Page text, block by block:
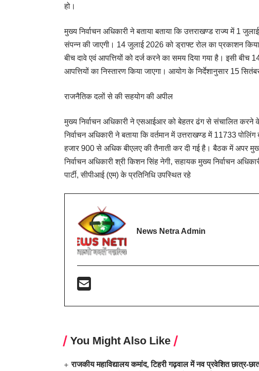
हो।
मुख्य निर्वाचन अधिकारी ने बताया बताया कि उत्तराखण्ड राज्य में 1
संपन्न की जाएगी। 14 जुलाई 2026 को ड्राफ्ट रोल का प्रकाशन
बीच दावे एवं आपत्तियों को दर्ज करने का समय दिया गया है। इसी
आपत्तियों का निस्तारण किया जाएगा। आयोग के निर्देशानुसार 15
राजनैतिक दलों से की सहयोग की अपील
मुख्य निर्वाचन अधिकारी ने एसआईआर को बेहतर ढंग से संचालित
निर्वाचन अधिकारी ने बताया कि वर्तमान में उत्तराखण्ड में 11733
हजार 900 से अधिक बीएलए की तैनाती कर दी गई है। बैठक में अपर
निर्वाचन अधिकारी श्री किशन सिंह नेगी, सहायक मुख्य निर्वाचन
पार्टी, सीपीआई (एम) के प्रतिनिधि उपस्थित रहे
News Netra Admin
You Might Also Like
राजकीय महाविद्यालय कमांद, टिहरी गढ़वाल में नव प्रवेशित छात्र-